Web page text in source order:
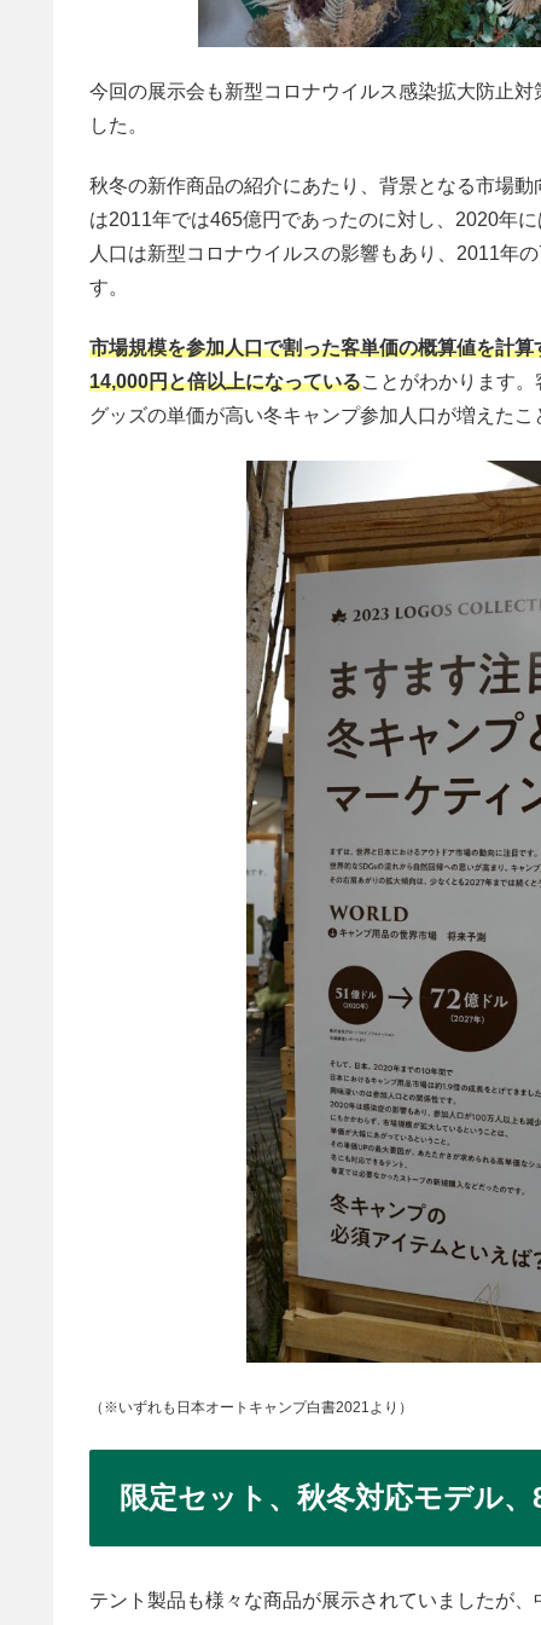
今回の展示会も新型コロナウイルス感染拡大防止
した。
秋冬の新作商品の紹介にあたり、背景となる市場
は2011年では465億円であったのに対し、2020年
人口は新型コロナウイルスの影響もあり、2011年
す。
市場規模を参加人口で割った客単価の概算値を計
14,000円と倍以上になっていることがわかります
グッズの単価が高い冬キャンプ参加人口が増えた
（※いずれも日本オートキャンプ白書2021より）
限定セット、秋冬対応モデル
テント製品も様々な商品が展示されていましたが